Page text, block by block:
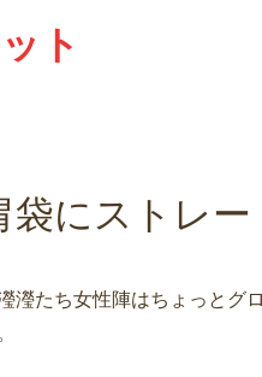
ト
袋にストレー
瀅たち女性陣はちょっとグ